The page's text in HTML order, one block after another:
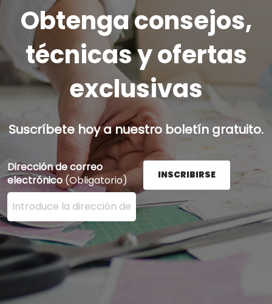
Obtenga consejos,
técnicas y ofertas
exclusivas
Suscríbete hoy a nuestro boletín gratuito.
Dirección de correo
electrónico (Obligatorio)
Ingrese su dirección de correo electrónico aquí y
INSCRIBIRSE